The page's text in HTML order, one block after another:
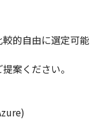
的自由に選定可能
案ください。